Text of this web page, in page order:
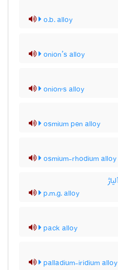
o.b. alloy
onion’s alloy
onion's alloy
osmium pen alloy
osmium-rhodium alloy
p.m.g. alloy
pack alloy
palladium-iridium alloy